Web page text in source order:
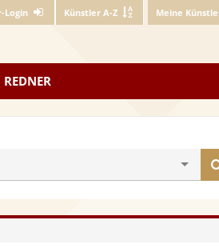
Login Künstler A-Z Meine
REDNER